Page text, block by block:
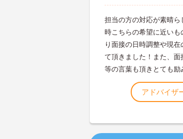
担当の方の対応が素晴
時こちらの希望に近い
り面接の日時調整や現
て頂きました！また、
等の言葉も頂きとても励
アドバイザ